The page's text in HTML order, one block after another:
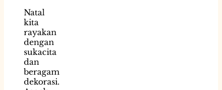
Natal
kita
rayakan
dengan
sukacita
dan
beragam
dekorasi.